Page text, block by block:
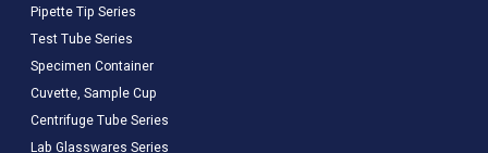
Pipette Tip Series
Test Tube Series
Specimen Container
Cuvette, Sample Cup
Centrifuge Tube Series
Lab Glasswares Series